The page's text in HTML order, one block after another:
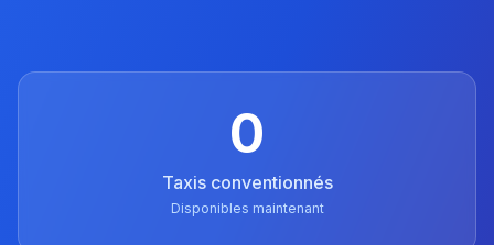
0
Taxis conventionnés
Disponibles maintenant